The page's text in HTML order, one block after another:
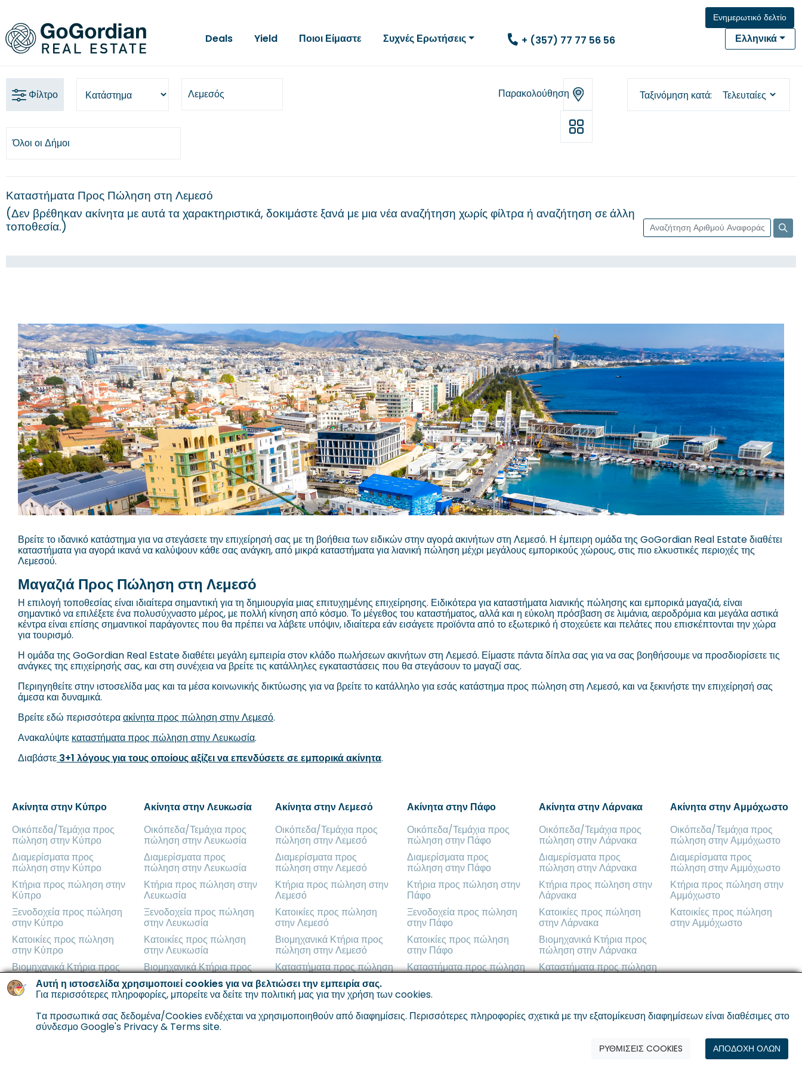
Αυτή η ιστοσελίδα χρησιμοποιεί cookies για να βελτιώσει την εμπειρία σας.
Για περισσότερες πληροφορίες, μπορείτε να δείτε τηνπολιτική μας για την χρήση των cookies.
Tα προσωπικά σας δεδομένα/Cookies ενδέχεται να χρησιμοποιηθούν από διαφημίσεις. Περισσότερες πληροφορίες σχετικά με την εξατομίκευση διαφημίσεων είναι διαθέσιμες στο
σύνδεσμοGoogle's Privacy & Terms site.
ΡΥΘΜΙΣΕΙΣ COOKIES ΑΠΟΔΟΧΗ ΟΛΩΝ
Deals Yield Ποιοι Είμαστε Συχνές Ερωτήσεις + (357) 77 77 56 56
Ενημερωτικό δελτίο
Ελληνικά
Φίλτρο Λεμεσός
Όλοι οι Δήμοι
Παρακολούθηση Ταξινόμηση κατά
Καταστήματα Προς Πώληση στη Λεμεσό
Δεν βρέθηκαν ακίνητα με αυτά τα χαρακτηριστικά, δοκιμάστε ξανά με μια νέααναζήτηση χωρίς φίλτρα ή αναζήτηση σε άλλη
τοποθεσία.
Βρείτε το ιδανικό κατάστημα για να στεγάσετε την επιχείρησή σας με τη βοήθεια των ειδικών στην αγορά ακινήτων στη Λεμεσό. Η έμπειρη ομάδα της GoGordian Real Estate διαθέτει
καταστήματα για αγορά ικανά να καλύψουν κάθε σας ανάγκη, από μικρά καταστήματα για λιανική πώληση μέχρι μεγάλους εμπορικούς χώρους, στις πιο ελκυστικές περιοχές της
Λεμεσού.
Μαγαζιά Προς Πώληση στη Λεμεσό
Η επιλογή τοποθεσίας είναι ιδιαίτερα σημαντική για τη δημιουργία μιας επιτυχημένης επιχείρησης. Ειδικότερα για καταστήματα λιανικής πώλησης και εμπορικά μαγαζιά, είναι
σημαντικό να επιλέξετε ένα πολυσύχναστο μέρος, με πολλή κίνηση από κόσμο. Το μέγεθος του καταστήματος, αλλά και η εύκολη πρόσβαση σε λιμάνια, αεροδρόμια και μεγάλα αστικά
κέντρα είναι επίσης σημαντικοί παράγοντες που θα πρέπει να λάβετε υπόψιν, ιδιαίτερα εάν εισάγετε προϊόντα από το εξωτερικό ή στοχεύετε και πελάτες που επισκέπτονται την χώρα
για τουρισμό.
Η ομάδα της GoGordian Real Estate διαθέτει μεγάλη εμπειρία στον κλάδο πωλήσεων ακινήτων στη Λεμεσό. Είμαστε πάντα δίπλα σας για να σας βοηθήσουμε να προσδιορίσετε τις
ανάγκες της επιχείρησής σας, και στη συνέχεια να βρείτε τις κατάλληλες εγκαταστάσεις που θα στεγάσουν το μαγαζί σας.
Περιηγηθείτε στην ιστοσελίδα μας και τα μέσα κοινωνικής δικτύωσης για να βρείτε το κατάλληλο για εσάς κατάστημα προς πώληση στη Λεμεσό, και να ξεκινήστε την επιχείρησή σας
άμεσα και δυναμικά.
Βρείτε εδώ περισσότεραακίνητα προς πώληση στην Λεμεσό.
Ανακαλύψτε καταστήματα προς πώληση στην Λευκωσία.
Διαβάστε 3+1 λόγους για τους οποίους αξίζει να επενδύσετε σε εμπορικά ακίνητα.
Ακίνητα στην Κύπρο
Οικόπεδα/Τεμάχια προς
πώληση στην Κύπρο
Διαμερίσματα προς
πώληση στην Κύπρο
Κτήρια προς πώληση στην
Κύπρο
Ξενοδοχεία προς πώληση
στην Κύπρο
Κατοικίες προς πώληση
στην Κύπρο
Βιομηχανικά Κτήρια προς
πώληση στην Κύπρο
Γραφεία προς πώληση στην
Καταστήματα προς πώληση
στην Κύπρο
Ακίνητα στην Λευκωσία
Οικόπεδα/Τεμάχια προς
πώληση στην Λευκωσία
Διαμερίσματα προς
πώληση στην Λευκωσία
Κτήρια προς πώληση στην
Λευκωσία
Ξενοδοχεία προς πώληση
στην Λευκωσία
Κατοικίες προς πώληση
στην Λευκωσία
Βιομηχανικά Κτήρια προς
πώληση στην Λευκωσία
Γραφεία προς πώληση στην
Καταστήματα προς πώληση
στην Λευκωσία
Ακίνητα στην Λεμεσό
Οικόπεδα/Τεμάχια προς
πώληση στην Λεμεσό
Διαμερίσματα προς
πώληση στην Λεμεσό
Κτήρια προς πώληση στην
Λεμεσό
Κατοικίες προς πώληση
στην Λεμεσό
Βιομηχανικά Κτήρια προς
πώληση στην Λεμεσό
Καταστήματα προς πώληση
στην Λεμεσό
Ακίνητα στην Πάφο
Οικόπεδα/Τεμάχια προς
πώληση στην Πάφο
Διαμερίσματα προς
πώληση στην Πάφο
Κτήρια προς πώληση στην
Πάφο
Ξενοδοχεία προς πώληση
στην Πάφο
Κατοικίες προς πώληση
στην Πάφο
Καταστήματα προς πώληση
Ακίνητα στην Λάρνακα
Οικόπεδα/Τεμάχια προς
πώληση στην Λάρνακα
Διαμερίσματα προς
πώληση στην Λάρνακα
Κτήρια προς πώληση στην
Λάρνακα
Κατοικίες προς πώληση
στην Λάρνακα
Βιομηχανικά Κτήρια προς
πώληση στην Λάρνακα
Καταστήματα προς πώληση
Ακίνητα στην Αμμόχωστο
Οικόπεδα/Τεμάχια προς
πώληση στην Αμμόχωστο
Διαμερίσματα προς
πώληση στην Αμμόχωστο
Κτήρια προς πώληση στην
Αμμόχωστο
Κατοικίες προς πώληση
στην Αμμόχωστο